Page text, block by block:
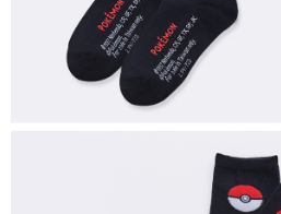
7-11取貨付款
每筆NT$80，滿NT$899(含以上)免運費
付款後7-11取貨
每筆NT$85，滿NT$859(含以上)免運費